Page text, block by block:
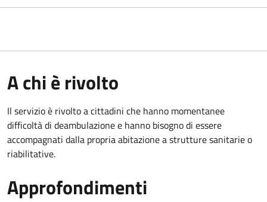
A chi è rivolto
Il servizio è rivolto a cittadini che hanno momentanee
difficoltà di deambulazione e hanno bisogno di essere
accompagnati dalla propria abitazione a strutture sanitarie o
riabilitative.
Approfondimenti